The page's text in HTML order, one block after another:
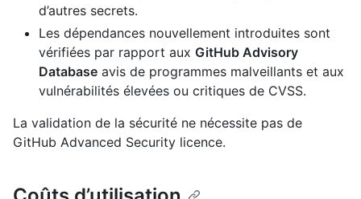
d’autres secrets.
Les dépendances nouvellement introduites sont
vérifiées par rapport aux GitHub Advisory
Database avis de programmes malveillants et aux
vulnérabilités élevées ou critiques de CVSS.
La validation de la sécurité ne nécessite pas de
GitHub Advanced Security licence.